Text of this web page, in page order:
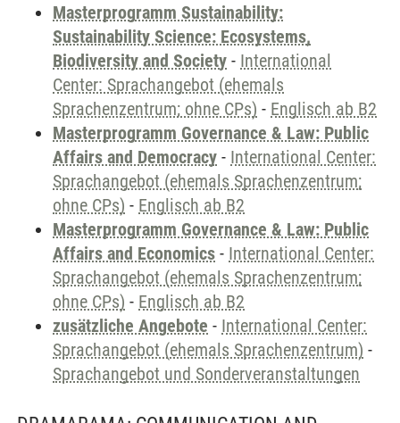
Masterprogramm Sustainability:
Sustainability Science: Ecosystems,
Biodiversity and Society - International
Center: Sprachangebot (ehemals
Sprachenzentrum; ohne CPs) - Englisch ab B2
Masterprogramm Governance & Law: Public
Affairs and Democracy - International Center:
Sprachangebot (ehemals Sprachenzentrum;
ohne CPs) - Englisch ab B2
Masterprogramm Governance & Law: Public
Affairs and Economics - International Center:
Sprachangebot (ehemals Sprachenzentrum;
ohne CPs) - Englisch ab B2
zusätzliche Angebote - International Center:
Sprachangebot (ehemals Sprachenzentrum) -
Sprachangebot und Sonderveranstaltungen